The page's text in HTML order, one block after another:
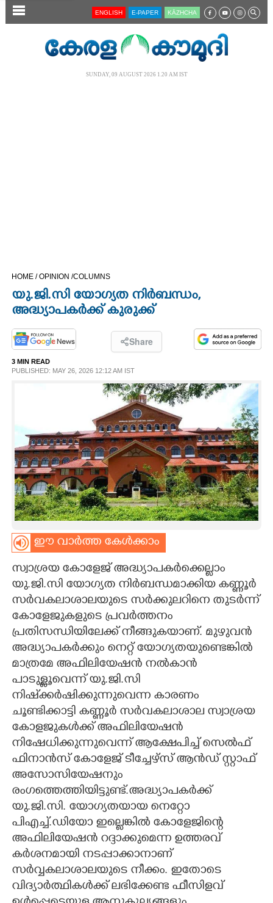
SECTIONS
OPINION
SPIRITUAL
INFO+
ART
ASTRO
CARTOONS
LITERATURE
ZOOM
ENGLISH E-PAPER KĀZHCHA
SUNDAY, 09 AUGUST 2026 1.20 AM IST
HOME /OPINION /COLUMNS
യു.ജി.സി യോഗ്യത നിർബന്ധം,
അദ്ധ്യാപകർക്ക് കുരുക്ക്
Share
3 MIN READ
PUBLISHED: MAY 26, 2026 12:12 AM IST
ഈ വാർത്ത കേൾക്കാം
സ്വാശ്രയ കോളേജ് അദ്ധ്യാപകർക്കെല്ലാം
യു.ജി.സി യോഗ്യത നിർബന്ധമാക്കിയ കണ്ണൂർ
സർവകലാശാലയുടെ സർക്കുലറിനെ തുടർന്ന്
കോളേജുകളുടെ പ്രവർത്തനം
പ്രതിസന്ധിയിലേക്ക് നീങ്ങുകയാണ്. മുഴുവൻ
അദ്ധ്യാപകർക്കും നെറ്റ് യോഗ്യതയുണ്ടെങ്കിൽ
മാത്രമേ അഫിലിയേഷൻ നൽകാൻ
പാടുള്ളൂവെന്ന് യു.ജി.സി
നിഷ്‌ക്കർഷിക്കുന്നുവെന്ന കാരണം
ചൂണ്ടിക്കാട്ടി കണ്ണൂർ സർവകലാശാല സ്വാശ്രയ
കോളജുകൾക്ക് അഫിലിയേഷൻ
നിഷേധിക്കുന്നുവെന്ന് ആക്ഷേപിച്ച് സെൽഫ്
ഫിനാൻസ് കോളേജ് ടീച്ചേഴ്സ് ആൻഡ് സ്റ്റാഫ്
അസോസിയേഷനും
രംഗത്തെത്തിയിട്ടുണ്ട്.അദ്ധ്യാപകർക്ക്
യു.ജി.സി. യോഗ്യതയായ നെറ്റോ
പിഎച്ച്.ഡിയോ ഇല്ലെങ്കിൽ കോളേജിന്റെ
അഫിലിയേഷൻ റദ്ദാക്കുമെന്ന ഉത്തരവ്
കർശനമായി നടപ്പാക്കാനാണ്
സർവ്വകലാശാലയുടെ നീക്കം. ഇതോടെ
വിദ്യാർത്ഥികൾക്ക് ലഭിക്കേണ്ട ഫീസിളവ്